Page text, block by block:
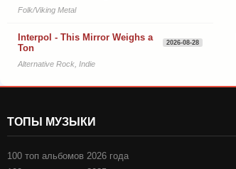
Folk/Viking Metal
Interpol - This Mirror Weighs a
Ton
2026-08-28
Alternative Rock, Indie
ТОПЫ МУЗЫКИ
100 топ альбомов 2026 года